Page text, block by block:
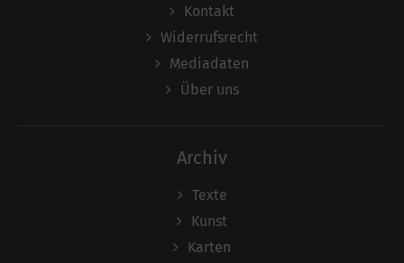
Kontakt
Widerrufsrecht
Mediadaten
Über uns
Archiv
Texte
Kunst
Karten